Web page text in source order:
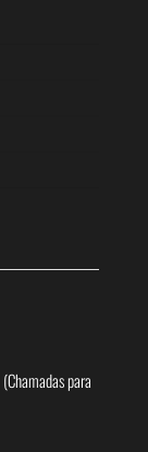
(Chamadas para